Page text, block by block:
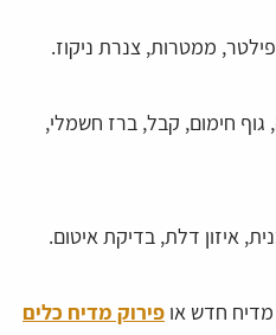
פילטר, ממטרות, צנרת ניקוז.
חימום, קבל, ברז חשמלי,
איזון דלת, בדיקת איטום.
חדש או פירוק מדיח כלים